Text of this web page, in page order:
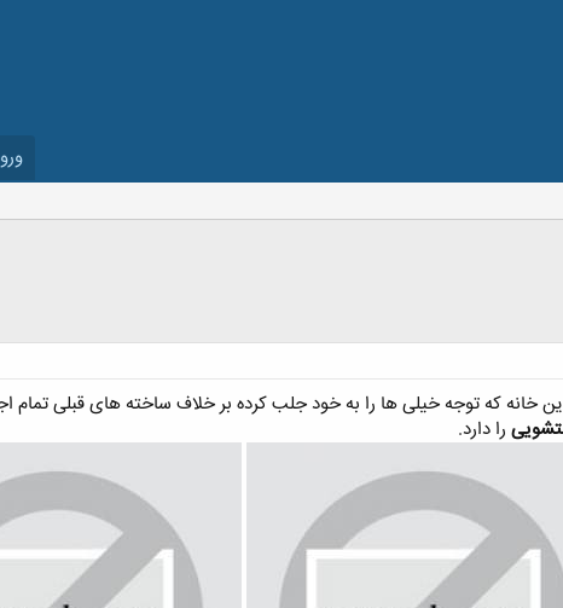
خانه که توجه خیلی ها را به خود جلب کرده بر خلاف ساخته های قبلی تمام
را دارد.